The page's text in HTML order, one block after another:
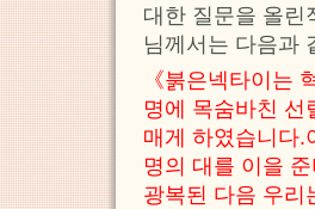
대한 질문을 올린
님께서는 다음과
《붉은넥타이는
명에 목숨바친 선
매게 하였습니다.
명의 대를 이을
광복된 다음 우리